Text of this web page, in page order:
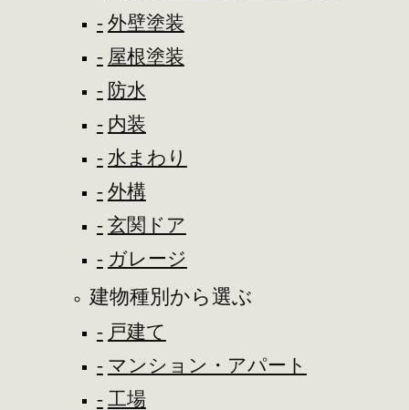
外壁塗装
屋根塗装
防水
内装
水まわり
外構
玄関ドア
ガレージ
建物種別から選ぶ
戸建て
マンション・アパート
工場